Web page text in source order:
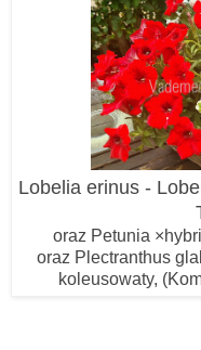
Lobelia erinus -
oraz Petunia
oraz Plectranthus
koleusowaty,